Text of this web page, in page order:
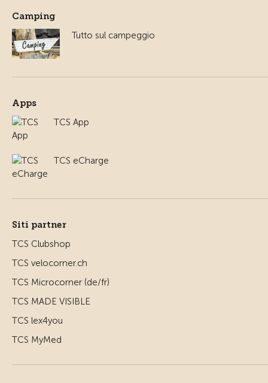
Camping
Tutto sul campeggio
Apps
TCS App
TCS eCharge
Siti partner
TCS Clubshop
TCS velocorner.ch
TCS Microcorner (de/fr)
TCS MADE VISIBLE
TCS lex4you
TCS MyMed